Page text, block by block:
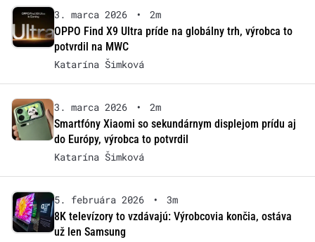
3. marca 2026 •
2m
OPPO Find X9 Ultra príde na globálny trh, výrobca to
potvrdil na MWC
Katarína Šimková
3. marca 2026 •
2m
Smartfóny Xiaomi so sekundárnym displejom prídu aj
do Európy, výrobca to potvrdil
Katarína Šimková
5. februára 2026 •
3m
8K televízory to vzdávajú: Výrobcovia končia, ostáva
už len Samsung